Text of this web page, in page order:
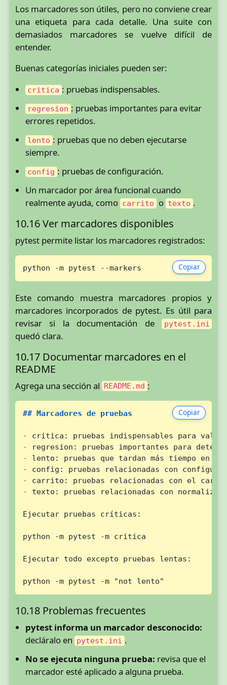
Los marcadores son útiles, pero no conviene crear
una etiqueta para cada detalle. Una suite con
demasiados marcadores se vuelve difícil de
entender.
Buenas categorías iniciales pueden ser:
critica : pruebas indispensables.
regresion : pruebas importantes para evitar
errores repetidos.
lento : pruebas que no deben ejecutarse
siempre.
config : pruebas de configuración.
Un marcador por área funcional cuando
realmente ayuda, como carrito o texto .
10.16 Ver marcadores disponibles
pytest permite listar los marcadores registrados:
Copiar
python -m pytest --markers
Este comando muestra marcadores propios y
marcadores incorporados de pytest. Es útil para
revisar si la documentación de pytest.ini
quedó clara.
10.17 Documentar marcadores en el
README
Agrega una sección al README.md :
Copiar
## Marcadores de pruebas
-
-
-
-
-
- texto: pruebas relacionadas con
Ejecutar pruebas críticas:
python -m pytest -m critica
Ejecutar todo excepto pruebas lentas:
python -m pytest -m "not lento"
10.18 Problemas frecuentes
pytest informa un marcador desconocido:
decláralo en pytest.ini .
No se ejecuta ninguna prueba: revisa que el
marcador esté aplicado a alguna prueba.